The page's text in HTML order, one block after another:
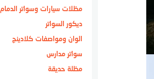
مظلات سيارات وسواتر الدمام
ديكور السواتر
الوان ومواصفات كلادينج
سواتر مدارس
مظلة حديقة